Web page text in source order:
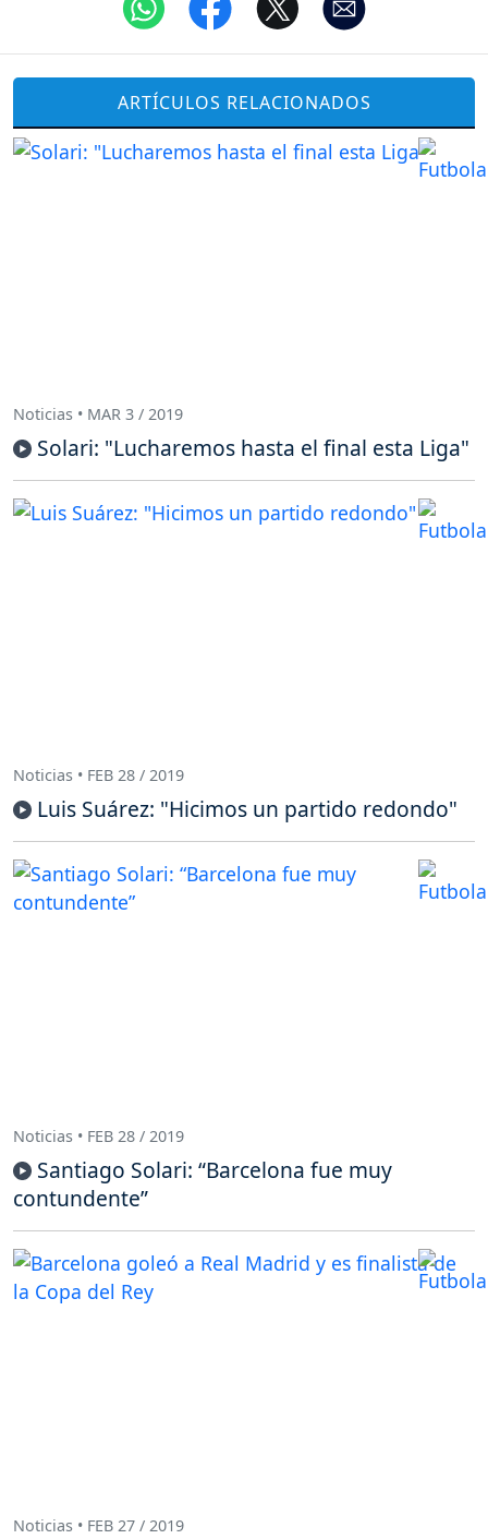
ARTÍCULOS RELACIONADOS
Noticias • MAR 3 / 2019
Solari: "Lucharemos hasta el final esta Liga"
Noticias • FEB 28 / 2019
Luis Suárez: "Hicimos un partido redondo"
Noticias • FEB 28 / 2019
Santiago Solari: “Barcelona fue muy
contundente”
Noticias • FEB 27 / 2019